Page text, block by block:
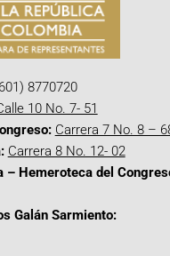
8770720
10 No. 7- 51
Carrera 7 No. 8 –
Carrera 8 No. 12- 02
– Hemeroteca del
Galán Sarmiento: